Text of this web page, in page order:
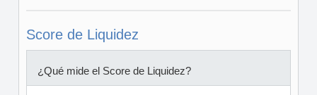
Score de Liquidez
¿Qué mide el Score de Liquidez?